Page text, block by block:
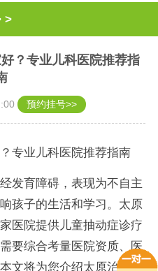
>
？专业儿科医院推荐指
预约挂号>>
专业儿科医院推荐指南
发育障碍，表现为不自主
孩子的生活和学习。太原
医院提供儿童抽动症诊疗
要综合考量医院资质、医
文将为您介绍太原治疗小